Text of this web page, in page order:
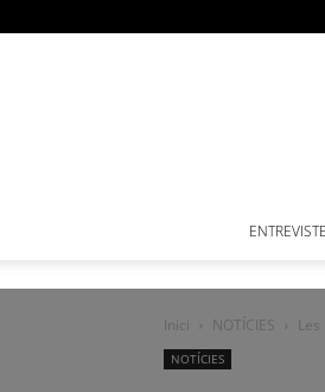
Inici NOTÍCIES
NOTÍCIES